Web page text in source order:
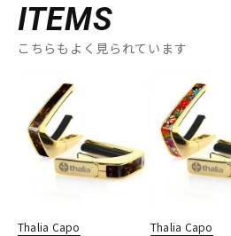
ITEMS
こちらもよく見られています
Thalia Capo
Thalia Capo